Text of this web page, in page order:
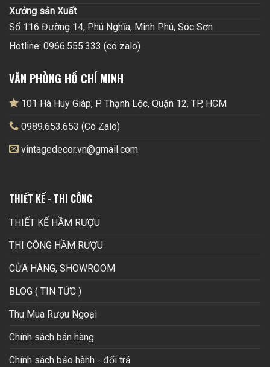
Xưởng sản Xuất
Số 116 Đường 14, Phú Nghĩa, Minh Phú, Sóc Sơn
Hotline: 0966.555.333 (có zalo)
VĂN PHÒNG HỒ CHÍ MINH
101 Hà Huy Giáp, P. Thạnh Lộc, Quận 12, TP, HCM
0989.653.653 (Có Zalo)
vintagedecor.vn@gmail.com
THIẾT KẾ - THI CÔNG
THIẾT KẾ HẦM RƯỢU
THI CÔNG HẦM RƯỢU
CỬA HÀNG, SHOWROOM
BLOG ( TIN TỨC )
Thu Mua Rượu Ngoại
Chính sách bán hàng
Chính sách bảo hành - đổi trả